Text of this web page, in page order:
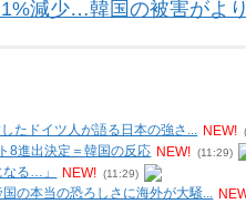
減少…韓国の被害がよ
たドイツ人が語る日本の強さ... NEW!
8進出決定＝韓国の反応 NEW! (11:29)
る…」 NEW! (11:29)
の本当の恐ろしさに海外が大騒...